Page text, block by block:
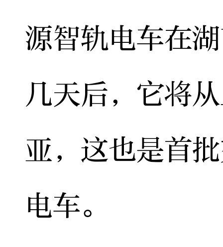
源智轨电车在
几天后，它将
亚，这也是首
电车。